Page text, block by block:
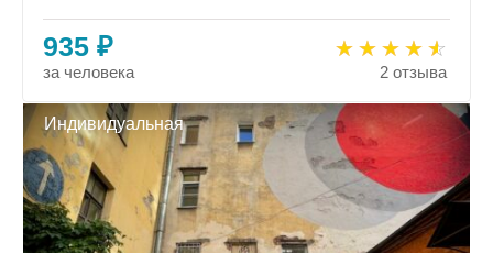
935 ₽
за человека 2 отзыва
Индивидуальная